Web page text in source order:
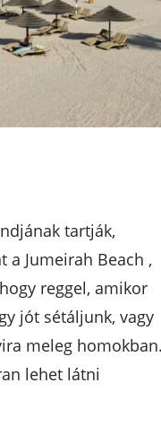
tartják,
Jumeirah Beach ,
reggel, amikor
jót sétáljunk, vagy
meleg
lehet látni